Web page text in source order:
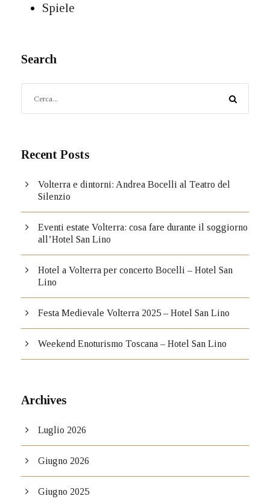
Spiele
Search
Recent Posts
Volterra e dintorni: Andrea Bocelli al Teatro del
Silenzio
Eventi estate Volterra: cosa fare durante il soggiorno
all’Hotel San Lino
Hotel a Volterra per concerto Bocelli – Hotel San
Lino
Festa Medievale Volterra 2025 – Hotel San Lino
Weekend Enoturismo Toscana – Hotel San Lino
Archives
Luglio 2026
Giugno 2026
Giugno 2025